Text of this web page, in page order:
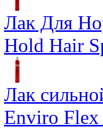
Лак Для
Hold Hair
Лак
Enviro